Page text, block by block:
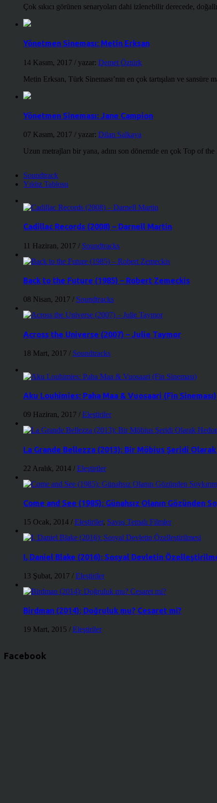
Çok sıkıcı görünen senaryoları dahi izlenebilir derecede,
Yönetmen Sineması: Metin Erksan
14 Kasım, 2017 / yazar: Demet Öztürk
Metin Erksan, Türk Sineması’nın en çok tartışılan ve
Yönetmen Sineması: Jane Campion
07 Kasım, 2017 / yazar: Dilan Salkaya
Uzun metrajları bir yana, adını son dönemde en çok Top of
Soundtrack
Yıldız Tablosu
Cadillac Records (2008) – Darnell Martin
11 Haziran, 2017 / Soundtracks
Back to the Future (1985) – Robert Zemeckis
08 Nisan, 2017 / Soundtracks
Across the Universe (2007) – Julie Taymor
18 Mart, 2017 / Soundtracks
Aku Louhimies: Paha Maa & Vuosaari (Fin Sineması)
09 Haziran, 2017 / Eleştiriler
La Grande Bellezza (2013): Bir Möbius Şeridi
22 Aralık, 2014 / Eleştiriler
Come and See (1985): Günahsız Olanın Gözünden
15 Ocak, 2014 / Eleştiriler, Savaş Temalı Filmler
I, Daniel Blake (2016): Sosyal Devletin
13 Şubat, 2017 / Eleştiriler
Birdman (2014): Doğruluk mu? Cesaret mi?
19 Mart, 2015 / Eleştiriler
Facebook